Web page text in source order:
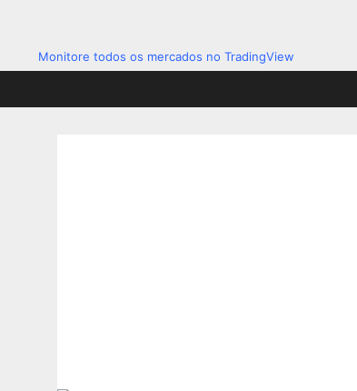
Monitore todos os mercados no TradingView